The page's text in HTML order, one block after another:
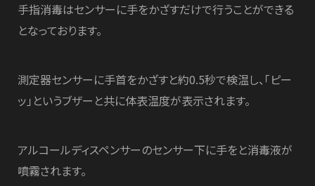
手指消毒はセンサーに手をかざすだけで行うことができる
となっております。
測定器センサーに手首をかざすと約0.5秒で検温し、「ピー
ッ」というブザーと共に体表温度が表示されます。
アルコールディスペンサーのセンサー下に手をと消毒液が
噴霧されます。